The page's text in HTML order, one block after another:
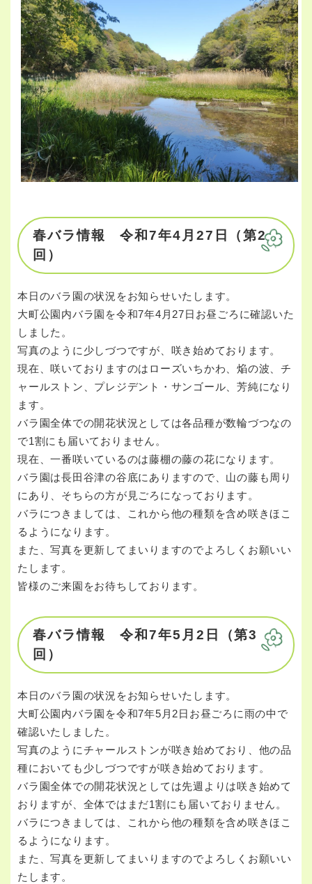
春バラ情報 令和7年4月27日（第2
回）
本日のバラ園の状況をお知らせいたします。
大町公園内バラ園を令和7年4月27日お昼ごろに確認いた
しました。
写真のように少しづつですが、咲き始めております。
現在、咲いておりますのはローズいちかわ、焔の波、チ
ャールストン、プレジデント・サンゴール、芳純になり
ます。
バラ園全体での開花状況としては各品種が数輪づつなの
で1割にも届いておりません。
現在、一番咲いているのは藤棚の藤の花になります。
バラ園は長田谷津の谷底にありますので、山の藤も周り
にあり、そちらの方が見ごろになっております。
バラにつきましては、これから他の種類を含め咲きほこ
るようになります。
また、写真を更新してまいりますのでよろしくお願いい
たします。
皆様のご来園をお待ちしております。
春バラ情報 令和7年5月2日（第3
回）
本日のバラ園の状況をお知らせいたします。
大町公園内バラ園を令和7年5月2日お昼ごろに雨の中で
確認いたしました。
写真のようにチャールストンが咲き始めており、他の品
種においても少しづつですが咲き始めております。
バラ園全体での開花状況としては先週よりは咲き始めて
おりますが、全体ではまだ1割にも届いておりません。
バラにつきましては、これから他の種類を含め咲きほこ
るようになります。
また、写真を更新してまいりますのでよろしくお願いい
たします。